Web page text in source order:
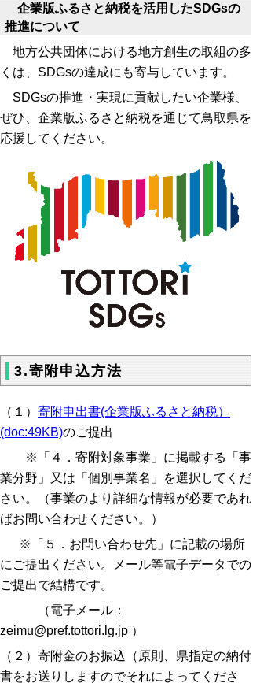
企業版ふるさと納税を活用したSDGsの
推進について
地方公共団体における地方創生の取組の多
くは、SDGsの達成にも寄与しています。
SDGsの推進・実現に貢献したい企業様、
ぜひ、企業版ふるさと納税を通じて鳥取県を
応援してください。
3.寄附申込方法
（１） 寄附申出書(企業版ふるさと納税）
(doc:49KB)のご提出
※「４．寄附対象事業」に掲載する「事
業分野」又は「個別事業名」を選択してくだ
さい。（事業のより詳細な情報が必要であれ
ばお問い合わせください。）
※「５．お問い合わせ先」に記載の場所
にご提出ください。メール等電子データでの
ご提出で結構です。
（電子メール：
zeimu@pref.tottori.lg.jp ）
（２）寄附金のお振込（原則、県指定の納付
書をお送りしますのでそれによってくださ